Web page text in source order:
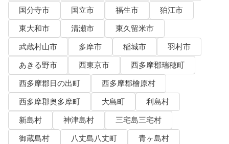
国分寺市
国立市 福生市
狛江市
東大和市
清瀬市
東久留米市
武蔵村山市
多摩市 稲城市
羽村市
あきる野市
西東京市
西多摩郡瑞穂町
西多摩郡日の出町
西多摩郡檜原村
西多摩郡奥多摩町
大島町
利島村
新島村
神津島村
三宅島三宅村
御蔵島村
八丈島八丈町
青ヶ島村